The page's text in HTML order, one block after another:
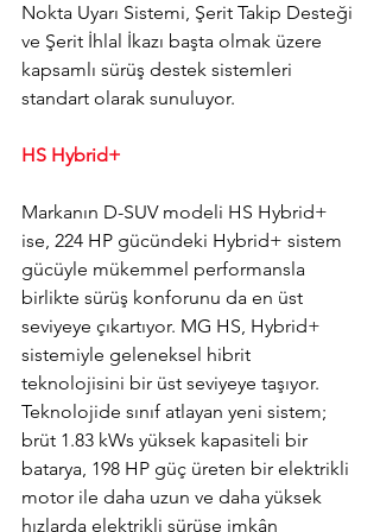
Nokta Uyarı Sistemi, Şerit Takip Desteği
ve Şerit İhlal İkazı başta olmak üzere
kapsamlı sürüş destek sistemleri
standart olarak sunuluyor.
HS Hybrid+
Markanın D-SUV modeli HS Hybrid+
ise, 224 HP gücündeki Hybrid+ sistem
gücüyle mükemmel performansla
birlikte sürüş konforunu da en üst
seviyeye çıkartıyor. MG HS, Hybrid+
sistemiyle geleneksel hibrit
teknolojisini bir üst seviyeye taşıyor.
Teknolojide sınıf atlayan yeni sistem;
brüt 1.83 kWs yüksek kapasiteli bir
batarya, 198 HP güç üreten bir elektrikli
motor ile daha uzun ve daha yüksek
hızlarda elektrikli sürüşe imkân